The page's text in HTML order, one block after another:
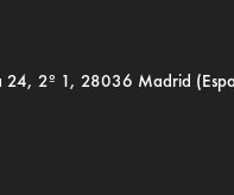
24, 2º 1, 28036 Madrid